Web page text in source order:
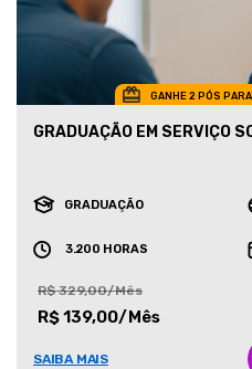
GANHE 2 PÓS
GRADUAÇÃO EM SERVIÇO
GRADUAÇÃO
3.200 HORAS
R$ 329,00/Mês
R$ 139,00/Mês
SAIBA MAIS